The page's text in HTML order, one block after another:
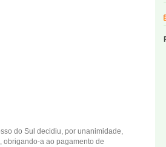
do Sul decidiu, por unanimidade,
obrigando-a ao pagamento de